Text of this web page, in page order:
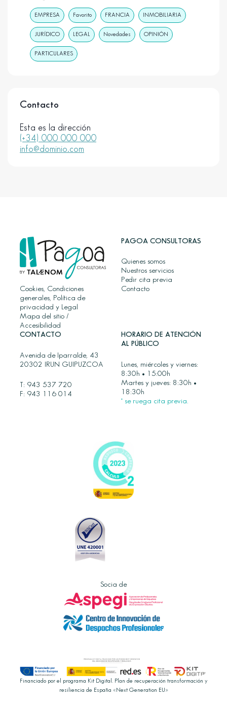
EMPRESA Favorito FRANCIA INMOBILIARIA
JURÍDICO LEGAL Novedades OPINIÓN
PARTICULARES
Contacto
Esta es la dirección
(+34) 000 000 000
info@dominio.com
Cookies, Condiciones
generales, Política de
privacidad y Legal
Mapa del sitio /
Accesibilidad
PAGOA CONSULTORAS
Quienes somos
Nuestros servicios
Pedir cita previa
Contacto
CONTACTO
Avenida de Iparralde, 43
20302 IRUN GUIPUZCOA
T: 943 537 720
F: 943 116 014
HORARIO DE ATENCIÓN
AL PÚBLICO
Lunes, miércoles y viernes:
8:30h • 15:00h
Martes y jueves: 8:30h •
18:30h
* se ruega cita previa.
Socia de
Financiado por el programa Kit Digital. Plan de recuperación transformación y
resiliencia de España «Next Generation EU»